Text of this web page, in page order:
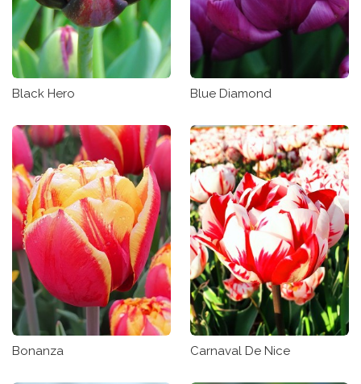
Black Hero Blue Diamond
Bonanza Carnaval De Nice